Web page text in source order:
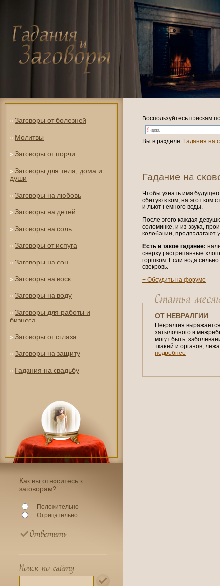
» Заговоры от болезней
» Молитвы
» Заговоры от порчи
» Заговоры для тела, дома и
души
» Заговоры на любовь
» Заговоры на детей
» Заговоры на соль
» Заговоры от испуга
» Заговоры на сон
» Заговоры на воск
» Заговоры на воду
» Заговоры для работы и
бизнеса
» Заговоры от сглаза
» Заговоры на защиту
» Гадания на свадьбу
Как вы относитесь к
заговорам?
Положительно
Отрицательно
Воспользуйтесь поискам
Вы в разделе: Гадания на
Гадание на
Чтобы узнать имя
сбитую в ком; на этот ком
и льют немного воды.
После этого каждая
соломинке, и из звука,
колебании, предполагают
Есть и такое гадание:
сверху растрепанные
горшком. Если вода сильно
свекровь.
+ Обсудить на форуме
ОТ НЕВРАЛГИИ
Невралгия
затылочного и
могут быть:
тканей и органов,
подробнее